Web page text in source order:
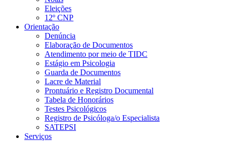
Eleições
12º CNP
Orientação
Denúncia
Elaboração de Documentos
Atendimento por meio de TIDC
Estágio em Psicologia
Guarda de Documentos
Lacre de Material
Prontuário e Registro Documental
Tabela de Honorários
Testes Psicológicos
Registro de Psicóloga/o Especialista
SATEPSI
Serviços